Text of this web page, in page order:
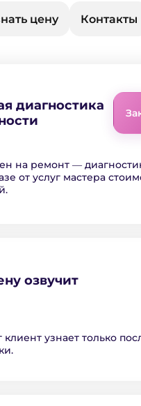
цену Контакты
диагностика
на ремонт ―
от услуг мастера
озвучит
клиент узнает только